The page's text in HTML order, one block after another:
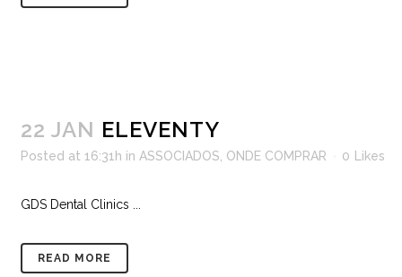
22 JAN ELEVENTY
Posted at 16:31h in ASSOCIADOS ONDE COMPRAR 0 Likes
GDS Dental Clinics ...
READ MORE